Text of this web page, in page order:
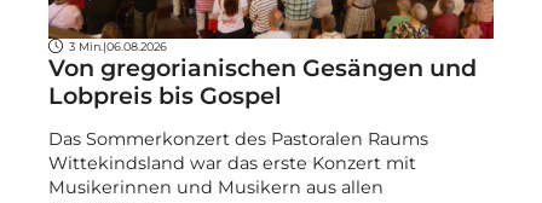
3 Min. |06.08.2026
Von gregorianischen Gesängen und
Lobpreis bis Gospel
Das Sommerkonzert des Pastoralen Raums
Wittekindsland war das erste Konzert mit
Musikerinnen und Musikern aus allen